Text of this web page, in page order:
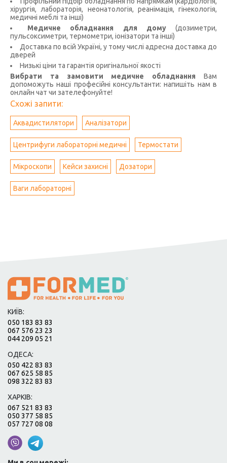
хірургія, лабораторія, неонатологія, реанімація, гінекологія,
медичні меблі та інші)
Медичне обладнання для дому(дозиметри,
пульсоксиметри, термометри, іонізатори та інші)
Доставка по всій Україні, у тому числі адресна доставка до
дверей
Низькі ціни та гарантія оригінальної якості
Вибрати та замовити медичне обладнання Вам
допоможуть наші професійні консультанти: напишіть нам в
онлайн чат чи зателефонуйте!
Схожі запити:
Аквадистилятори Аналізатори
Центрифуги лабораторні медичні Термостати
Мікроскопи Кейси захисні Дозатори
Ваги лабораторні
КИЇВ:
050 183 83 83
067 576 23 23
044 209 05 21
ОДЕСА:
050 422 83 83
067 625 58 85
098 322 83 83
ХАРКІВ:
067 521 83 83
050 377 58 85
057 727 08 08